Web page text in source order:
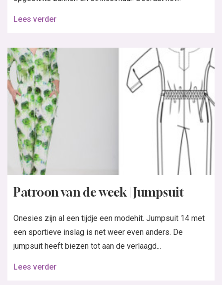
Lees verder
Patroon van de week | Jumpsuit
Onesies zijn al een tijdje een modehit. Jumpsuit 14 met
een sportieve inslag is net weer even anders. De
jumpsuit heeft biezen tot aan de verlaagd...
Lees verder